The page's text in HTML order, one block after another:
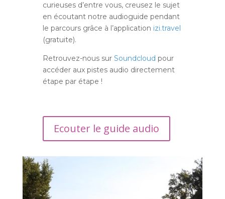
curieuses d’entre vous, creusez le sujet
en écoutant notre audioguide pendant
le parcours grâce à l’application izi.travel
(gratuite).
Retrouvez-nous sur Soundcloud pour
accéder aux pistes audio directement
étape par étape !
Ecouter le guide audio